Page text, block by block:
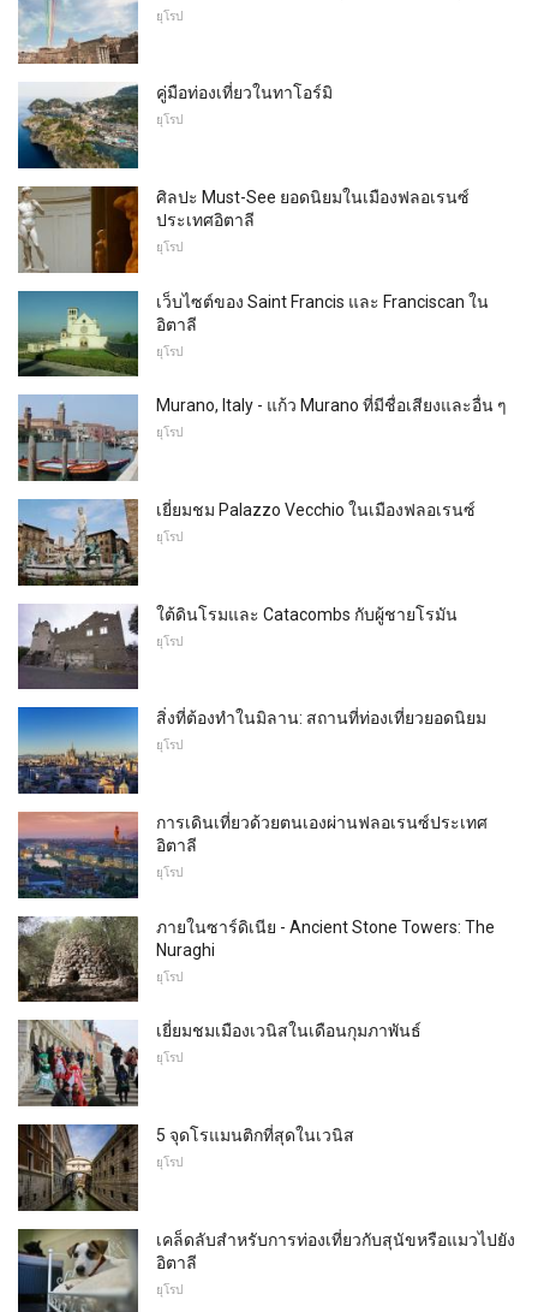
ยุโรป
คู่มือท่องเที่ยวในทาโอร์มิ
ยุโรป
ศิลปะ Must-See ยอดนิยมในเมืองฟลอเรนซ์
ประเทศอิตาลี
ยุโรป
เว็บไซต์ของ Saint Francis และ Franciscan ใน
อิตาลี
ยุโรป
Murano, Italy - แก้ว Murano ที่มีชื่อเสียงและอื่น ๆ
ยุโรป
เยี่ยมชม Palazzo Vecchio ในเมืองฟลอเรนซ์
ยุโรป
ใต้ดินโรมและ Catacombs กับผู้ชายโรมัน
ยุโรป
สิ่งที่ต้องทำในมิลาน: สถานที่ท่องเที่ยวยอดนิยม
ยุโรป
การเดินเที่ยวด้วยตนเองผ่านฟลอเรนซ์ประเทศ
อิตาลี
ยุโรป
ภายในซาร์ดิเนีย - Ancient Stone Towers: The
Nuraghi
ยุโรป
เยี่ยมชมเมืองเวนิสในเดือนกุมภาพันธ์
ยุโรป
5 จุดโรแมนติกที่สุดในเวนิส
ยุโรป
เคล็ดลับสำหรับการท่องเที่ยวกับสุนัขหรือแมวไปยัง
อิตาลี
ยุโรป